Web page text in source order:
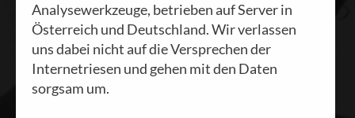
Analysewerkzeuge, betrieben auf Server in
Österreich und Deutschland. Wir verlassen
uns dabei nicht auf die Versprechen der
Internetriesen und gehen mit den Daten
sorgsam um.